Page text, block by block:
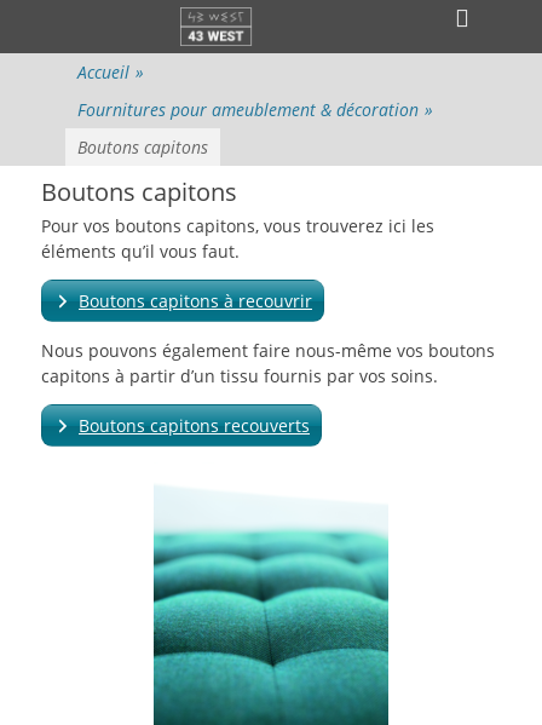
Menu principal
contenu
l’en-
Accueil »
Fournitures pour ameublement & décoration »
Boutons capitons
Boutons capitons
Pour vos boutons capitons, vous trouverez ici les
éléments qu’il vous faut.
Boutons capitons à recouvrir
Nous pouvons également faire nous-même vos boutons
capitons à partir d’un tissu fournis par vos soins.
Boutons capitons recouverts